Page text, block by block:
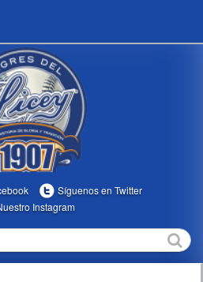
Síguenos en Twitter
Instagram